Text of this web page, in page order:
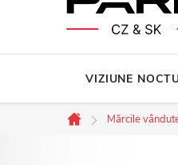
VIZIUNE
Acasă
Mărcile